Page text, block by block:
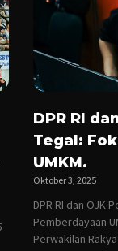
DPR RI
Tegal:
UMKM.
Oktober 3, 2025
DPR RI dan OJK
Pemberdayaan
Perwakilan